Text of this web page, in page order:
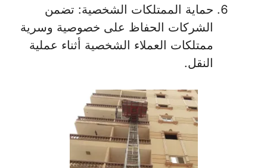
حماية الممتلكات الشخصية: تضمن
الشركات الحفاظ على خصوصية وسرية
ممتلكات العملاء الشخصية أثناء عملية
النقل.